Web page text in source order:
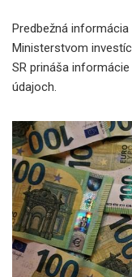
Predbežná
Ministerstvom
SR prináša
údajoch.